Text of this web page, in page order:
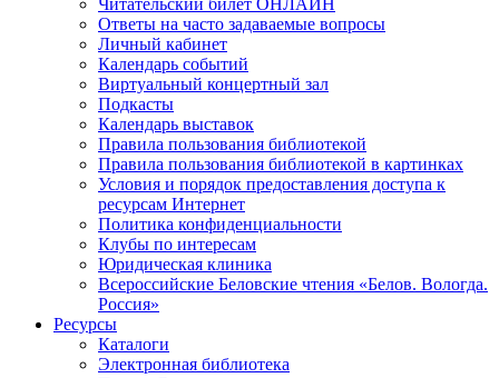
Читательский билет ОНЛАЙН
Ответы на часто задаваемые вопросы
Личный кабинет
Календарь событий
Виртуальный концертный зал
Подкасты
Календарь выставок
Правила пользования библиотекой
Правила пользования библиотекой в картинках
Условия и порядок предоставления доступа к
ресурсам Интернет
Политика конфиденциальности
Клубы по интересам
Юридическая клиника
Всероссийские Беловские чтения «Белов. Вологда.
Россия»
Ресурсы
Каталоги
Электронная библиотека